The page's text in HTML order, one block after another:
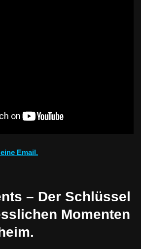
Email.
– Der Schlüssel
Momenten